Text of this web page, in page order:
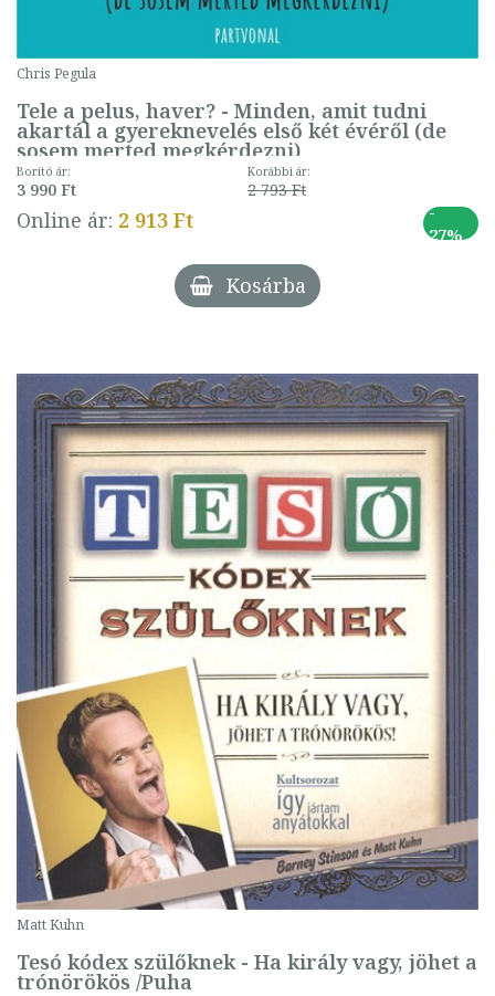
Chris Pegula
Tele a pelus, haver? - Minden, amit tudni
akartál a gyereknevelés első két évéről (de
sosem merted megkérdezni)
Borító ár:
3 990 Ft
Korábbi ár:
2 793 Ft
Online ár: 2 913 Ft
-
27%
Kosárba
Matt Kuhn
Tesó kódex szülőknek - Ha király vagy, jöhet a
trónörökös /Puha